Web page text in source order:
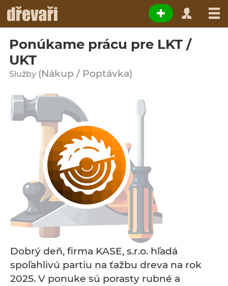
Ponúkame prácu pre LKT /
UKT
Služby (Nákup / Poptávka)
Dobrý deň, firma KASE, s.r.o. hľadá
spoľahlivú partiu na ťažbu dreva na rok
2025. V ponuke sú porasty rubné a